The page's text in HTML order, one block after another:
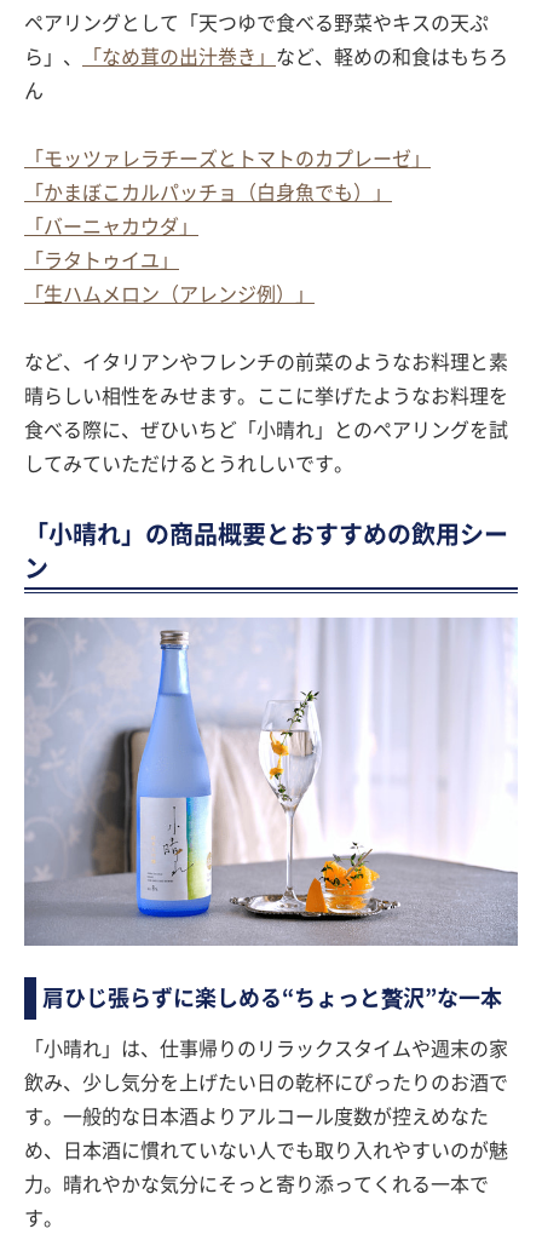
ペアリングとして「天つゆで食べる野菜やキスの天ぷ
ら」、
「なめ茸の出汁巻き」 など、軽めの和食はもちろ
ん
「モッツァレラチーズとトマトのカプレーゼ」
「かまぼこカルパッチョ（白身魚でも）」
「バーニャカウダ」
「ラタトゥイユ」
「生ハムメロン（アレンジ例）」
など、イタリアンやフレンチの前菜のようなお料理と素
晴らしい相性をみせます。ここに挙げたようなお料理を
食べる際に、ぜひいちど「小晴れ」とのペアリングを試
してみていただけるとうれしいです。
「小晴れ」の商品概要とおすすめの飲用シー
ン
肩ひじ張らずに楽しめる“ちょっと贅沢”な一本
「小晴れ」は、仕事帰りのリラックスタイムや週末の家
飲み、少し気分を上げたい日の乾杯にぴったりのお酒で
す。一般的な日本酒よりアルコール度数が控えめなた
め、日本酒に慣れていない人でも取り入れやすいのが魅
力。晴れやかな気分にそっと寄り添ってくれる一本で
す。